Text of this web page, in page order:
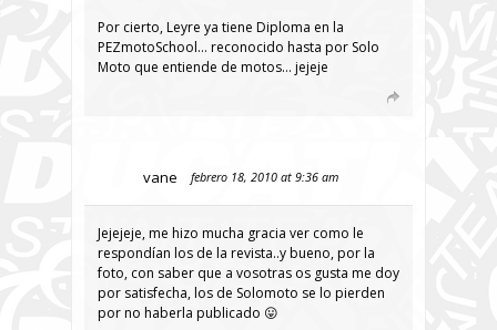
Por cierto, Leyre ya tiene Diploma en la
PEZmotoSchool… reconocido hasta por Solo
Moto que entiende de motos… jejeje
vane febrero 18, 2010 at 9:36 am
Jejejeje, me hizo mucha gracia ver como le
respondían los de la revista..y bueno, por la
foto, con saber que a vosotras os gusta me doy
por satisfecha, los de Solomoto se lo pierden
por no haberla publicado 😛